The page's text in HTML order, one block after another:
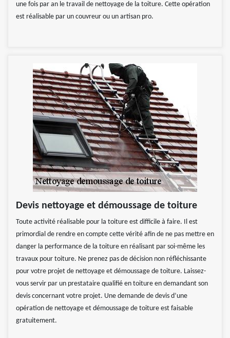
une fois par an le travail de nettoyage de la toiture. Cette opération
est réalisable par un couvreur ou un artisan pro.
Devis nettoyage et démoussage de toiture
Toute activité réalisable pour la toiture est difficile à faire. Il est
primordial de rendre en compte cette vérité afin de ne pas mettre en
danger la performance de la toiture en réalisant par soi-même les
travaux pour toiture. Ne prenez pas de décision non réfléchissante
pour votre projet de nettoyage et démoussage de toiture. Laissez-
vous servir par un prestataire qualifié en toiture en demandant son
devis concernant votre projet. Une demande de devis d’une
opération de nettoyage et démoussage de toiture est faisable
gratuitement.